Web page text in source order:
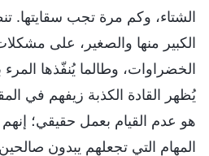
الشتاء، وكم مرة تجب سقايتها.
الكبير منها والصغير، على
الخضراوات، وطالما يُنفّذها المرء
يُظهر القادة الكذبة زيفهم في
هو عدم القيام بعمل حقيقي؛
المهام التي تجعلهم يبدون